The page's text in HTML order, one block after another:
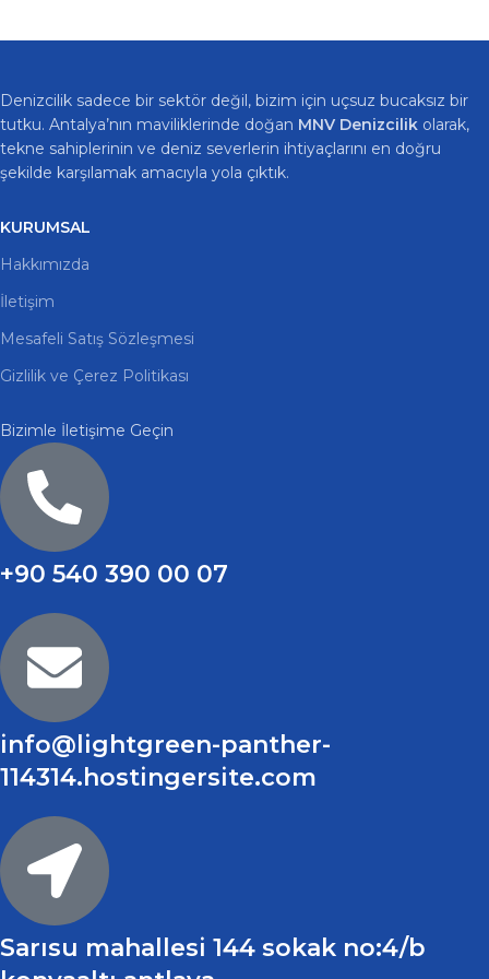
Denizcilik sadece bir sektör değil, bizim için uçsuz bucaksız bir
tutku. Antalya’nın maviliklerinde doğan MNV Denizcilik olarak,
tekne sahiplerinin ve deniz severlerin ihtiyaçlarını en doğru
şekilde karşılamak amacıyla yola çıktık.
KURUMSAL
Hakkımızda
İletişim
Mesafeli Satış Sözleşmesi
Gizlilik ve Çerez Politikası
Bizimle İletişime Geçin
+90 540 390 00 07
info@lightgreen-panther-
114314.hostingersite.com
Sarısu mahallesi 144 sokak no:4/b